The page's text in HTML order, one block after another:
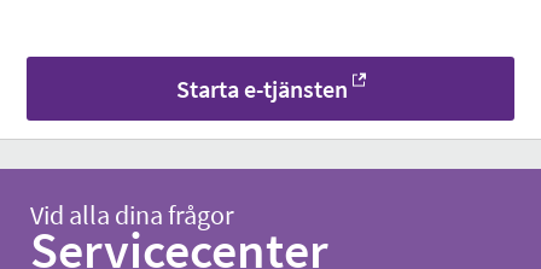
Starta e-tjänsten
Vid alla dina frågor
Servicecenter